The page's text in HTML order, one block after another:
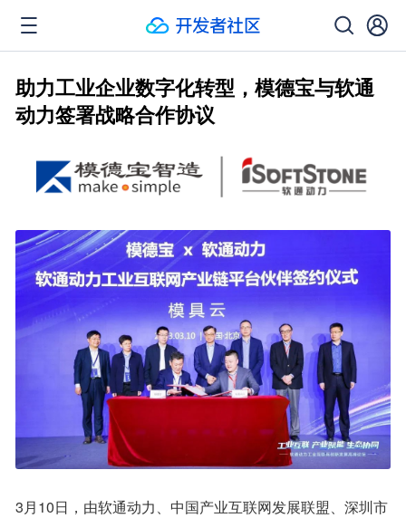
助力工业企业数字化转型，模德宝与软通
动力签署战略合作协议
3月10日，由软通动力、中国产业互联网发展联盟、深圳市